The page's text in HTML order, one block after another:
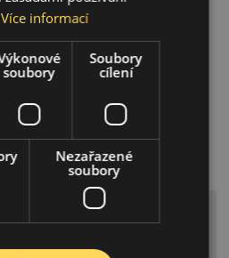
štítku jsou pouze
Mohou být dodány pneumatiky
platné (předchozí) legislativy.
Více informací
soubory
Soubory
cílení
Nezařazené
soubory